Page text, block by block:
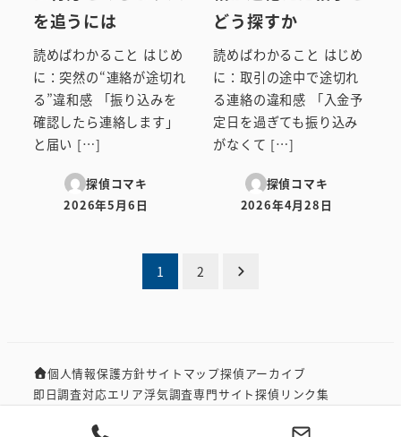
を追うには
読めばわかること はじめ
に：突然の“連絡が途切れ
る”違和感 「振り込みを
確認したら連絡します」
と届い […]
探偵コマキ
投稿日
2026年5月6日
どう探すか
読めばわかること はじめ
に：取引の途中で途切れ
る連絡の違和感 「入金予
定日を過ぎても振り込み
がなくて […]
探偵コマキ
投稿日
2026年4月28日
ペ
1 2
個人情報保護方針サイトマップ探偵アーカイブ
即日調査対応エリア浮気調査専門サイト探偵リンク集